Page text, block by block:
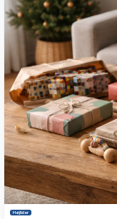
Højtider